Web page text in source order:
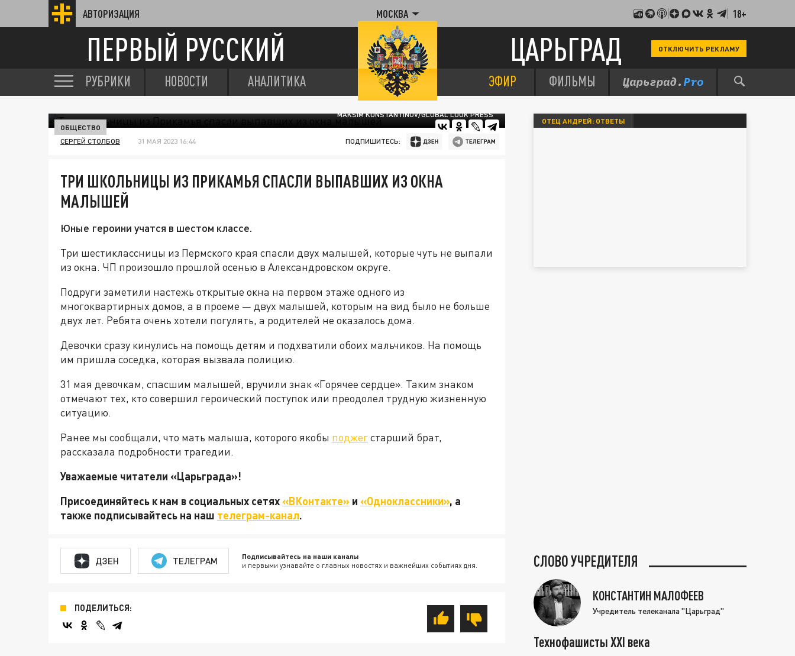
АВТОРИЗАЦИЯ МОСКВА 18+
ПЕРВЫЙ РУССКИЙ ЦАРЬГРАД ОТКЛЮЧИТЬ РЕКЛАМУ
РУБРИКИ НОВОСТИ АНАЛИТИКА ЭФИР ФИЛЬМЫ
MAKSIM KONSTANTINOV/GLOBAL LOOK PRESS
ОБЩЕСТВО
СЕРГЕЙ СТОЛБОВ 31 МАЯ 2023 16:44 ПОДПИШИТЕСЬ:
ТРИ ШКОЛЬНИЦЫ ИЗ ПРИКАМЬЯ СПАСЛИ ВЫПАВШИХ ИЗ ОКНА
МАЛЫШЕЙ
Юные героини учатся в шестом классе.
Три шестиклассницы из Пермского края спасли двух малышей, которые чуть не выпали
из окна. ЧП произошло прошлой осенью в Александровском округе.
Подруги заметили настежь открытые окна на первом этаже одного из
многоквартирных домов, а в проеме — двух малышей, которым на вид было не больше
двух лет. Ребята очень хотели погулять, а родителей не оказалось дома.
Девочки сразу кинулись на помощь детям и подхватили обоих мальчиков. На помощь
им пришла соседка, которая вызвала полицию.
31 мая девочкам, спасшим малышей, вручили знак «Горячее сердце». Таким знаком
отмечают тех, кто совершил героический поступок или преодолел трудную жизненную
ситуацию.
Ранее мы сообщали, что мать малыша, которого якобы поджегстарший брат,
рассказала подробности трагедии.
Уважаемые читатели «Царьграда»!
Присоединяйтесь к нам в социальных сетях«ВКонтакте» и «Одноклассники», а
также подписывайтесь на наш телеграм-канал.
ДЗЕН ТЕЛЕГРАМ Подписывайтесь на наши каналы
и первыми узнавайте о главных новостях и важнейших событиях дня.
ПОДЕЛИТЬСЯ:
ОТЕЦ АНДРЕЙ: ОТВЕТЫ
СЛОВО УЧРЕДИТЕЛЯ
КОНСТАНТИН МАЛОФЕЕВ
Учредитель телеканала "Царьград"
Технофашисты XXI века